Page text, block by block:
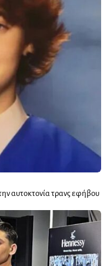
αυτοκτονία τρανς εφήβου